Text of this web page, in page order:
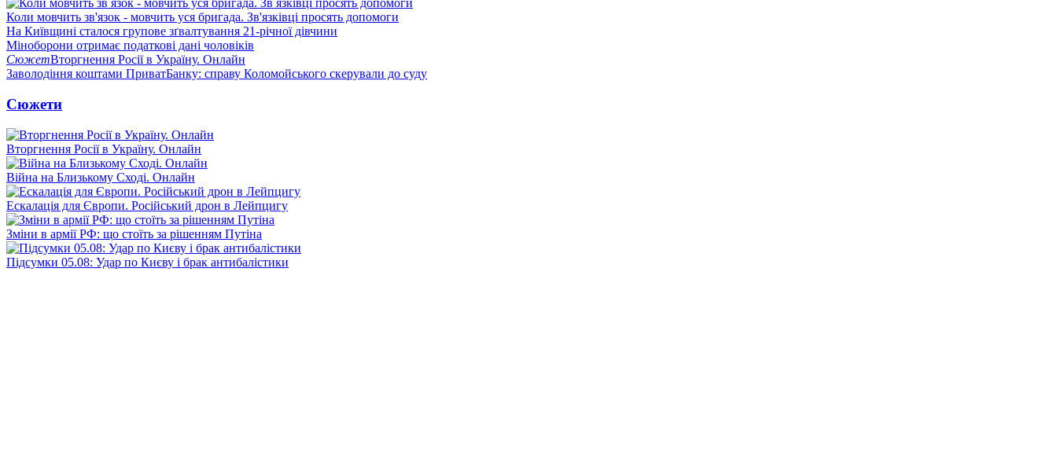
Коли мовчить зв'язок - мовчить уся бригада. Зв'язківці просять допомоги
На Київщині сталося групове зґвалтування 21-річної дівчини
Міноборони отримає податкові дані чоловіків
СюжетВторгнення Росії в Україну. Онлайн
Заволодіння коштами ПриватБанку: справу Коломойського скерували до суду
Сюжети
Вторгнення Росії в Україну. Онлайн
Війна на Близькому Сході. Онлайн
Ескалація для Європи. Російський дрон в Лейпцигу
Зміни в армії РФ: що стоїть за рішенням Путіна
Підсумки 05.08: Удар по Києву і брак антибалістики